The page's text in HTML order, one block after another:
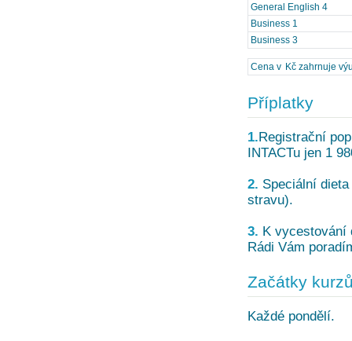
General English 4
Business 1
Business 3
Cena v Kč zahrnuje
Příplatky
1.Registrační
INTACTu jen 1
2. Speciální
stravu).
3. K vycestování
Rádi Vám
Začátky
Každé pondělí.